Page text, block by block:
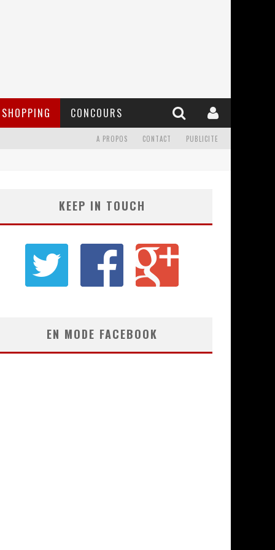
SHOPPING CONCOURS
A PROPOS CONTACT PUBLICITE
KEEP IN TOUCH
EN MODE FACEBOOK